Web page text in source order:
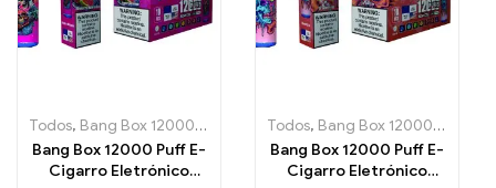
Todos, Bang Box 12000 Puffs E-cigarrilhas,Cigarros eletrónicos
Bang Box 12000 Puff E-
Cigarro Eletrónico
Todos, Bang Box 12000 Puffs
Bang Box 12000 Puff E-
Cigarro Eletrónico